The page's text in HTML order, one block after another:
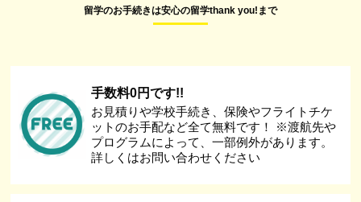
留学のお手続きは安心の留学thank you!まで
手数料0円です!!
お見積りや学校手続き、保険やフライトチケ
ットのお手配など全て無料です！ ※渡航先や
プログラムによって、一部例外があります。
詳しくはお問い合わせください